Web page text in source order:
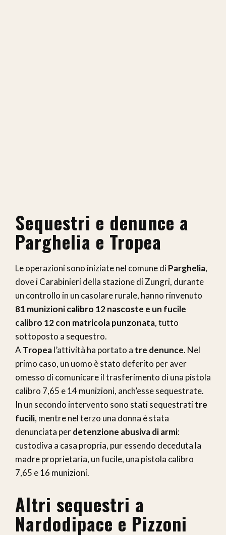
Sequestri e denunce a
Parghelia e Tropea
Le operazioni sono iniziate nel comune diParghelia,
dove i Carabinieri della stazione di Zungri, durante
un controllo in un casolare rurale, hanno rinvenuto
81 munizioni calibro 12 nascoste e un fucile
calibro 12 con matricola punzonata, tutto
sottoposto a sequestro.
A Tropeal’attività ha portato a tre denunce. Nel
primo caso, un uomo è stato deferito per aver
omesso di comunicare il trasferimento di una pistola
calibro 7,65 e 14 munizioni, anch’esse sequestrate.
In un secondo intervento sono stati sequestratitre
fucili, mentre nel terzo una donna è stata
denunciata perdetenzione abusiva di armi:
custodiva a casa propria, pur essendo deceduta la
madre proprietaria, un fucile, una pistola calibro
7,65 e 16 munizioni.
Altri sequestri a
Nardodipace e Pizzoni